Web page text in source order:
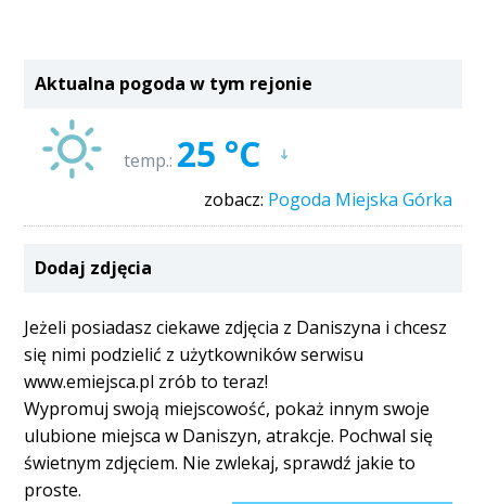
Aktualna pogoda w tym rejonie
temp.: 25 °C
zobacz: Pogoda Miejska Górka
Dodaj zdjęcia
Jeżeli posiadasz ciekawe zdjęcia z Daniszyna i chcesz
się nimi podzielić z użytkowników serwisu
www.emiejsca.pl zrób to teraz!
Wypromuj swoją miejscowość, pokaż innym swoje
ulubione miejsca w Daniszyn, atrakcje. Pochwal się
świetnym zdjęciem. Nie zwlekaj, sprawdź jakie to
proste.